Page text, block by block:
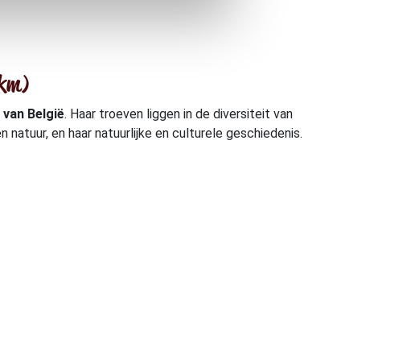
België. Haar troeven liggen in de diversiteit van
natuur, en haar natuurlijke en culturele geschiedenis.